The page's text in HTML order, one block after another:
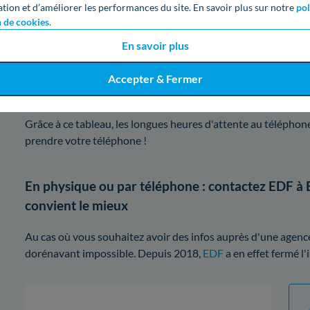
et d’améliorer les performances du site. En savoir plus sur notre
cookies.
En savoir plus
Accepter & Fermer
Jeudi
Grâce à ce tableau, les longues heures d'attente au
prendre votre téléphone !
En physique ou par téléphone : contactez EDF
convient le mieux
Au cas où vous souhaitez avoir des infos auprès d'une
dorénavant impossible. Depuis 2018, EDFa en effet fermé